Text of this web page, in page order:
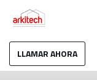
al
contenido
LLAMAR AHORA